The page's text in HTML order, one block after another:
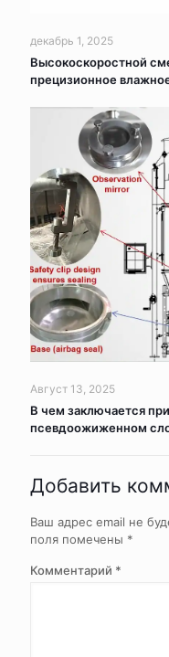
декабрь 1, 2025
Высокоскоростной
прецизионное
Август 13, 2025
В чем заключается
псевдоожиженном
Добавить
Ваш адрес email не
поля помечены *
Комментарий *